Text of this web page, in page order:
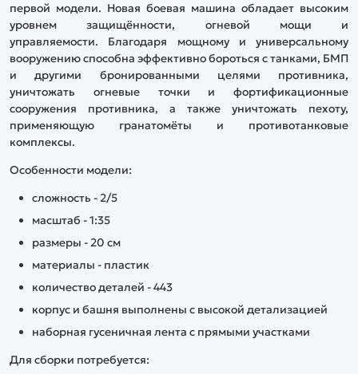
первой модели. Новая боевая машина обладает высоким
уровнем защищённости, огневой мощи и
управляемости. Благодаря мощному и универсальному
вооружению способна эффективно бороться с танками, БМП
и другими бронированными целями противника,
уничтожать огневые точки и фортификационные
сооружения противника, а также уничтожать пехоту,
применяющую гранатомёты и противотанковые
комплексы.
Особенности модели:
сложность - 2/5
масштаб - 1:35
размеры - 20 см
материалы - пластик
количество деталей - 443
корпус и башня выполнены с высокой детализацией
наборная гусеничная лента с прямыми участками
Для сборки потребуется: